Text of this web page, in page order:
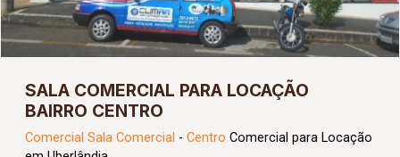
SALA COMERCIAL PARA LOCAÇÃO
BAIRRO CENTRO
Comercial Sala Comercial - Centro Comercial para Locação